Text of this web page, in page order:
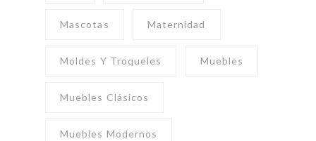
Mascotas Maternidad
Moldes Y Troqueles Muebles
Muebles Clásicos
Muebles Modernos